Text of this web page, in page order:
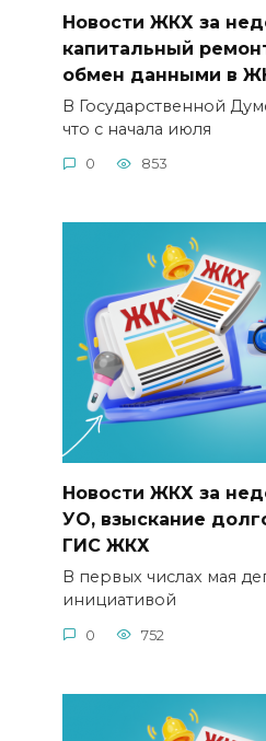
Новости ЖКХ за
капитальный
обмен данными в
В Государственной
что с начала июля
0 853
Новости ЖКХ за
УО, взыскание
ГИС ЖКХ
В первых числах мая
инициативой
0 752